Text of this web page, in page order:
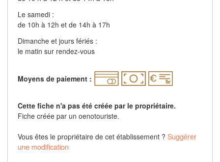
Le samedi :
de 10h à 12h et de 14h à 17h
Dimanche et jours fériés :
le matin sur rendez-vous
Moyens de paiement :
Cette fiche n'a pas été créée par le propriétaire.
Fiche créée par un oenotouriste.
Vous êtes le propriétaire de cet établissement ? Suggérer
une modification